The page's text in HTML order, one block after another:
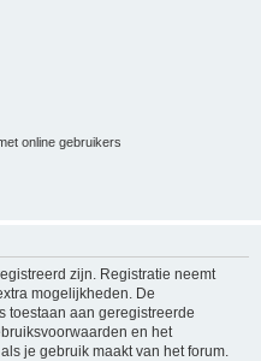
online gebruikers
zijn. Registratie neemt
mogelijkheden. De
toestaan aan geregistreerde
en het
je gebruik maakt van het forum.